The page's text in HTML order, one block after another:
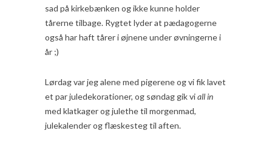
sad på kirkebænken og ikke kunne holder
tårerne tilbage. Rygtet lyder at pædagogerne
også har haft tårer i øjnene under øvningerne i
år ;)
Lørdag var jeg alene med pigerene og vi fik lavet
et par juledekorationer, og søndag gik viall in
med klatkager og julethe til morgenmad,
julekalender og flæskesteg til aften.